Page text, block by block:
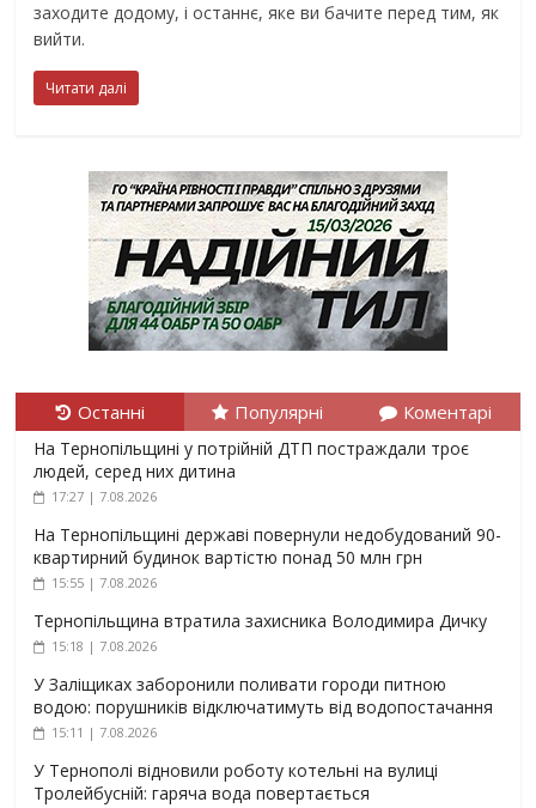
заходите додому, і останнє, яке ви бачите перед тим, як
вийти.
Читати далі
Останні Популярні Коментарі
На Тернопільщині у потрійній ДТП постраждали троє
людей, серед них дитина
17:27 | 7.08.2026
На Тернопільщині державі повернули недобудований 90-
квартирний будинок вартістю понад 50 млн грн
15:55 | 7.08.2026
Тернопільщина втратила захисника Володимира Дичку
15:18 | 7.08.2026
У Заліщиках заборонили поливати городи питною
водою: порушників відключатимуть від водопостачання
15:11 | 7.08.2026
У Тернополі відновили роботу котельні на вулиці
Тролейбусній: гаряча вода повертається